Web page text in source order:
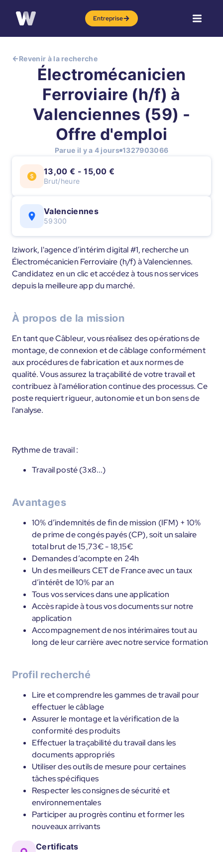
Entreprise
Revenir à la recherche
Électromécanicien
Ferroviaire (h/f) à
Valenciennes (59) -
Offre d'emploi
Parue il y a 4 jours 1327903066
13,00 € - 15,00 €
Brut/heure
Valenciennes
59300
Iziwork, l'agence d’intérim digital #1, recherche un
Électromécanicien Ferroviaire (h/f) à Valenciennes.
Candidatez en un clic et accédez à tous nos services
depuis la meilleure app du marché.
À propos de la mission
En tant que Câbleur, vous réalisez des opérations de
montage, de connexion et de câblage conformément
aux procédures de fabrication et aux normes de
qualité. Vous assurez la traçabilité de votre travail et
contribuez à l'amélioration continue des processus. Ce
poste requiert rigueur, autonomie et un bon sens de
l'analyse.
Rythme de travail :
Travail posté (3x8...)
Avantages
10% d’indemnités de fin de mission (IFM) + 10%
de prime de congés payés (CP), soit un salaire
total brut de 15,73€ - 18,15€
Demandes d’acompte en 24h
Un des meilleurs CET de France avec un taux
d’intérêt de 10% par an
Tous vos services dans une application
Accès rapide à tous vos documents sur notre
application
Accompagnement de nos intérimaires tout au
long de leur carrière avec notre service formation
Profil recherché
Lire et comprendre les gammes de travail pour
effectuer le câblage
Assurer le montage et la vérification de la
conformité des produits
Effectuer la traçabilité du travail dans les
documents appropriés
Utiliser des outils de mesure pour certaines
tâches spécifiques
Respecter les consignes de sécurité et
environnementales
Participer au progrès continu et former les
nouveaux arrivants
Certificats